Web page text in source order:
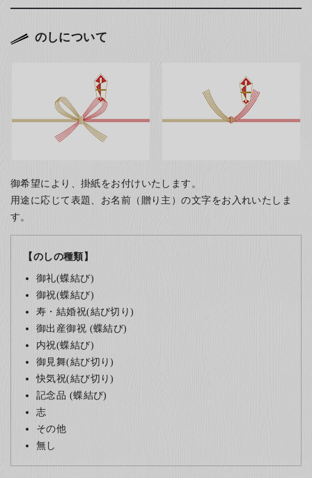
のしについて
御希望により、掛紙をお付けいたします。
用途に応じて表題、お名前（贈り主）の文字をお入れいたしま
す。
【のしの種類】
御礼(蝶結び)
御祝(蝶結び)
寿・結婚祝(結び切り)
御出産御祝 (蝶結び)
内祝(蝶結び)
御見舞(結び切り)
快気祝(結び切り)
記念品 (蝶結び)
志
その他
無し